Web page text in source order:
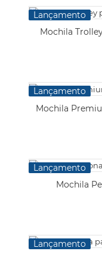
Lançamento
Mochila
Lançamento
Mochila
Lançamento
Mochila
Lançamento